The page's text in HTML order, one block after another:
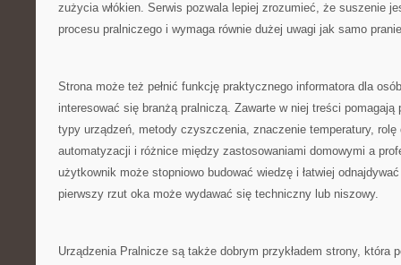
zużycia włókien. Serwis pozwala lepiej zrozumieć, że suszenie
procesu pralniczego i wymaga równie dużej uwagi jak samo
Strona może też pełnić funkcję praktycznego informatora dla
interesować się branżą pralniczą. Zawarte w niej treści pomagają
typy urządzeń, metody czyszczenia, znaczenie temperatury, rolę
automatyzacji i różnice między zastosowaniami domowymi a
użytkownik może stopniowo budować wiedzę i łatwiej
pierwszy rzut oka może wydawać się techniczny lub niszowy.
Urządzenia Pralnicze są także dobrym przykładem strony, która